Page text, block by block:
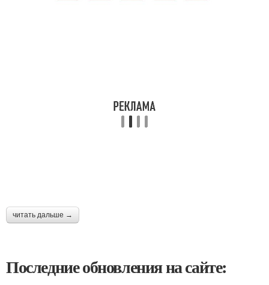
читать дальше →
Последние обновления на сайте: